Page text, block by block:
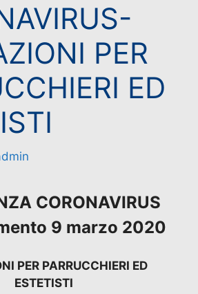
PER
ED
CORONAVIRUS
9 marzo 2020
PER PARRUCCHIERI ED
ESTETISTI